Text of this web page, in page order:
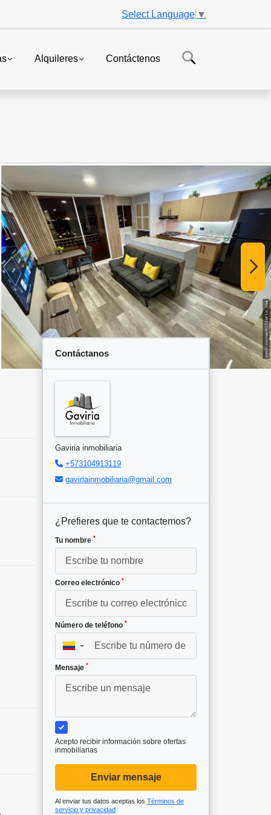
Select Language ▼
Alquileres Contáctenos
Contáctanos
Gaviria inmobiliaria
+573104913119
gaviriainmobiliaria@gmail.com
¿Prefieres que te contactemos?
Tu nombre *
Correo electrónico *
Número de teléfono *
▼
Mensaje *
Acepto recibir información sobre ofertas
inmobiliarias
Enviar mensaje
Al enviar tus datos aceptas los Términos de
servicio y privacidad